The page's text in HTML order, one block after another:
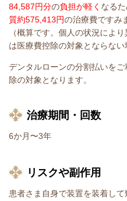
84,587円分の負担が軽く なるた
質約575,413円の治療費ですみ
（概算です。個人の状況によ
は医療費控除の対象とならない
デンタルローンの分割払いを
除の対象となります。
治療期間・回数
6か月〜3年
リスクや副作用
患者さま自身で装置を装着し